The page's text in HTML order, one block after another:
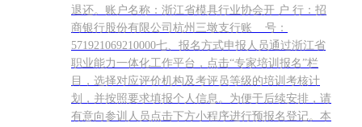
退还。账户名称：浙江省模具行业协会开 户 行：招
商银行股份有限公司杭州三墩支行账 号：
571921069210000七、报名方式申报人员通过浙江省
职业能力一体化工作平台，点击“专家培训报名”栏
目，选择对应评价机构及考评员等级的培训考核计
划，并按照要求填报个人信息。为便于后续安排，请
有意向参训人员点击下方小程序进行预报名登记。本